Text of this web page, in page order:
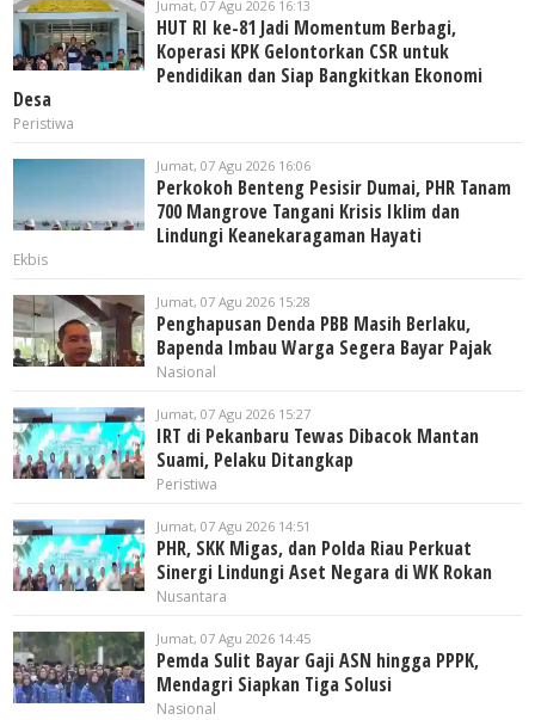
Jumat, 07 Agu 2026 16:13
HUT RI ke-81 Jadi Momentum Berbagi,
Koperasi KPK Gelontorkan CSR untuk
Pendidikan dan Siap Bangkitkan Ekonomi
Desa
Peristiwa
Jumat, 07 Agu 2026 16:06
Perkokoh Benteng Pesisir Dumai, PHR Tanam
700 Mangrove Tangani Krisis Iklim dan
Lindungi Keanekaragaman Hayati
Ekbis
Jumat, 07 Agu 2026 15:28
Penghapusan Denda PBB Masih Berlaku,
Bapenda Imbau Warga Segera Bayar Pajak
Nasional
Jumat, 07 Agu 2026 15:27
IRT di Pekanbaru Tewas Dibacok Mantan
Suami, Pelaku Ditangkap
Peristiwa
Jumat, 07 Agu 2026 14:51
PHR, SKK Migas, dan Polda Riau Perkuat
Sinergi Lindungi Aset Negara di WK Rokan
Nusantara
Jumat, 07 Agu 2026 14:45
Pemda Sulit Bayar Gaji ASN hingga PPPK,
Mendagri Siapkan Tiga Solusi
Nasional